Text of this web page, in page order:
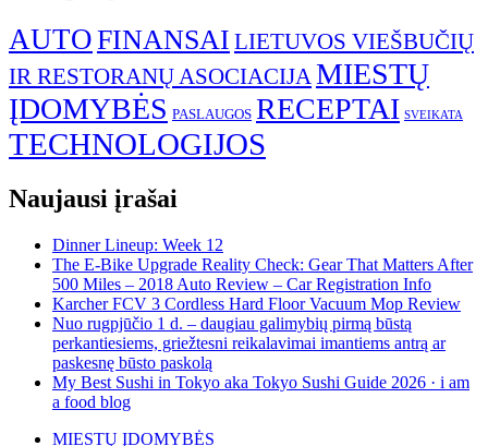
AUTOFINANSAI LIETUVOS VIEŠBUČIŲ
IR RESTORANŲ ASOCIACIJAMIESTŲ
ĮDOMYBĖS PASLAUGOS RECEPTAI SVEIKATA
TECHNOLOGIJOS
Naujausi įrašai
Dinner Lineup: Week 12
The E-Bike Upgrade Reality Check: Gear That Matters After
500 Miles – 2018 Auto Review – Car Registration Info
Karcher FCV 3 Cordless Hard Floor Vacuum Mop Review
Nuo rugpjūčio 1 d. – daugiau galimybių pirmą būstą
perkantiesiems, griežtesni reikalavimai imantiems antrą ar
paskesnę būsto paskolą
My Best Sushi in Tokyo aka Tokyo Sushi Guide 2026 · i am
a food blog
MIESTŲ ĮDOMYBĖS